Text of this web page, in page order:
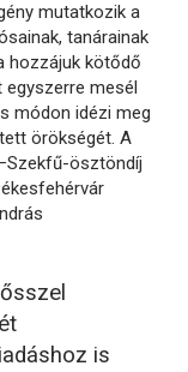
mutatkozik a
tanárainak
hozzájuk kötődő
mesél
módon idézi meg
örökségét. A
ösztöndíj
is